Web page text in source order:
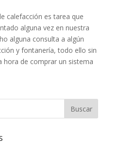
calefacción es tarea que
alguna vez en nuestra
alguna consulta a algún
y fontanería, todo ello sin
hora de comprar un sistema